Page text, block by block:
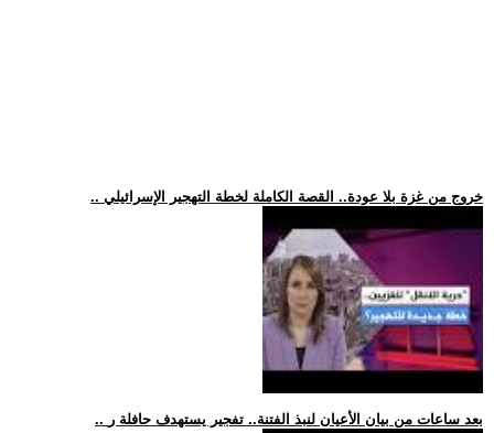
.. خروج من غزة بلا عودة.. القصة الكاملة لخطة التهجير الإسرائيلي
.. بعد ساعات من بيان الأعيان لنبذ الفتنة.. تفجير يستهدف حافلة ر